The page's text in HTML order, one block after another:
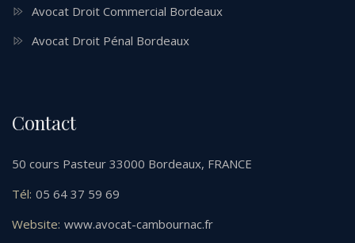
Avocat Droit Commercial Bordeaux
Avocat Droit Pénal Bordeaux
Contact
50 cours Pasteur 33000 Bordeaux, FRANCE
Tél: 05 64 37 59 69
Website: www.avocat-cambournac.fr